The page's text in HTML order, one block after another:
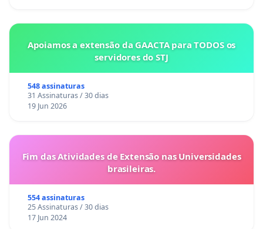
Apoiamos a extensão da GAACTA para TODOS os
servidores do STJ
548 assinaturas
31 Assinaturas / 30 dias
19 Jun 2026
Fim das Atividades de Extensão nas Universidades
brasileiras.
554 assinaturas
25 Assinaturas / 30 dias
17 Jun 2024